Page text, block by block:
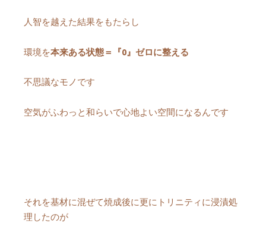
人智を越えた結果をもたらし
環境を本来ある状態＝『0』ゼロに整える
不思議なモノです
空気がふわっと和らいで心地よい空間になるんです
それを基材に混ぜて焼成後に更にトリニティに浸漬処
理したのが